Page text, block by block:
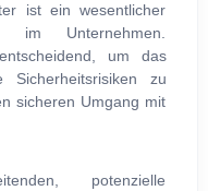
ist ein wesentlicher
im Unternehmen.
um das
Sicherheitsrisiken zu
sicheren Umgang mit
potenzielle